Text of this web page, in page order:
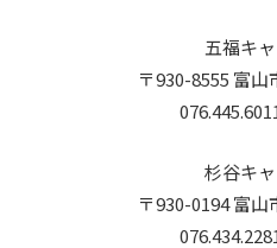
五福キ
〒930-8555 富
杉谷キ
〒930-0194 富